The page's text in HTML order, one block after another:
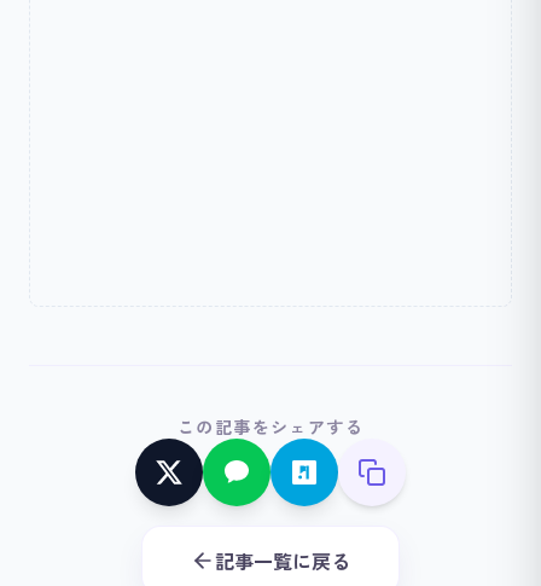
この記事をシェアする
記事一覧に戻る